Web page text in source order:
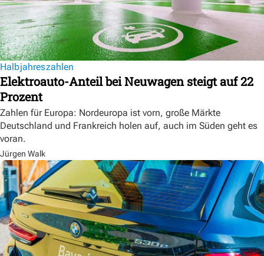
Halbjahreszahlen
Elektroauto-Anteil bei Neuwagen steigt auf 22
Prozent
Zahlen für Europa: Nordeuropa ist vorn, große Märkte
Deutschland und Frankreich holen auf, auch im Süden geht es
voran.
Jürgen Walk